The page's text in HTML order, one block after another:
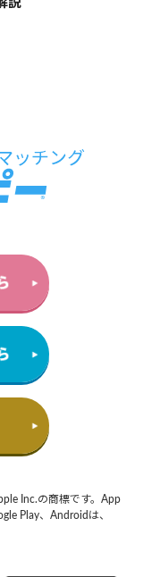
説
Inc.の商標です。App
Play、Androidは、